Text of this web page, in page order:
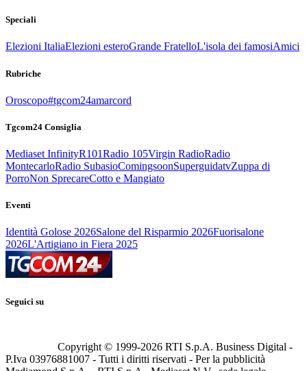
Speciali
Elezioni ItaliaElezioni esteroGrande FratelloL'isola dei famosiAmici
Rubriche
Oroscopo#tgcom24amarcord
Tgcom24 Consiglia
Mediaset InfinityR101Radio 105Virgin RadioRadio
MontecarloRadio SubasioComingsoonSuperguidatvZuppa di
PorroNon SprecareCotto e Mangiato
Eventi
Identità Golose 2026Salone del Risparmio 2026Fuorisalone
2026L'Artigiano in Fiera 2025
Seguici su
Copyright © 1999-2026 RTI S.p.A. Business Digital -
P.Iva 03976881007 - Tutti i diritti riservati - Per la pubblicità